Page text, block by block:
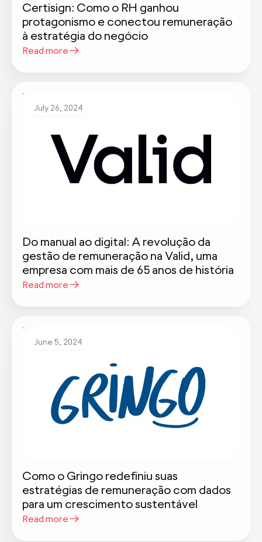
Certisign: Como o RH ganhou
protagonismo e conectou remuneração
à estratégia do negócio
Read more
July 26, 2024
Do manual ao digital: A revolução da
gestão de remuneração na Valid, uma
empresa com mais de 65 anos de história
Read more
June 5, 2024
Como o Gringo redefiniu suas
estratégias de remuneração com dados
para um crescimento sustentável
Read more